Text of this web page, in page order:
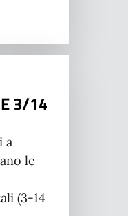
3/14
a
le
(3-14